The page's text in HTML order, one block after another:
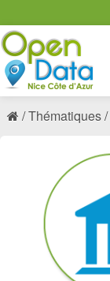
Thématiques